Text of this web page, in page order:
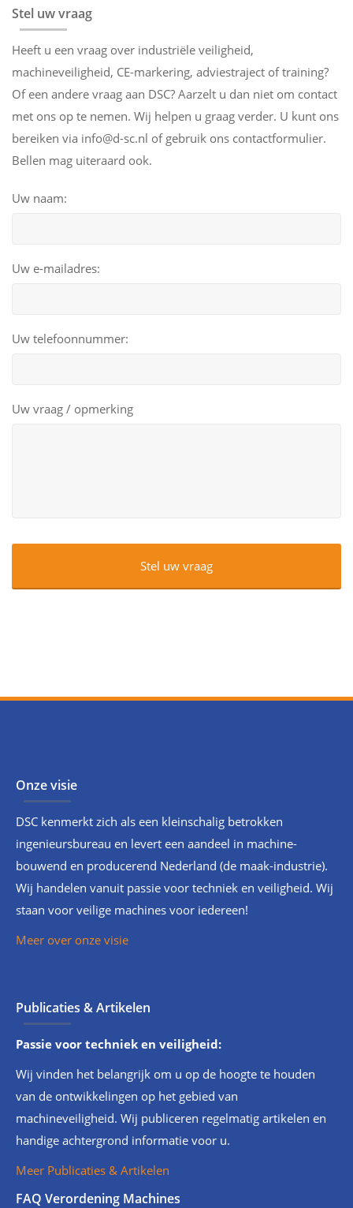
Stel uw vraag
Heeft u een vraag over industriële veiligheid,
machineveiligheid, CE-markering, adviestraject of training?
Of een andere vraag aan DSC? Aarzelt u dan niet om contact
met ons op te nemen. Wij helpen u graag verder. U kunt ons
bereiken via info@d-sc.nl of gebruik ons contactformulier.
Bellen mag uiteraard ook.
Uw naam:
Uw e-mailadres:
Uw telefoonnummer:
Uw vraag / opmerking
Onze visie
DSC kenmerkt zich als een kleinschalig betrokken
ingenieursbureau en levert een aandeel in machine-
bouwend en producerend Nederland (de maak-industrie).
Wij handelen vanuit passie voor techniek en veiligheid. Wij
staan voor veilige machines voor iedereen!
Meer over onze visie
Publicaties & Artikelen
Passie voor techniek en veiligheid:
Wij vinden het belangrijk om u op de hoogte te houden
van de ontwikkelingen op het gebied van
machineveiligheid. Wij publiceren regelmatig artikelen en
handige achtergrond informatie voor u.
Meer Publicaties & Artikelen
FAQ Verordening Machines